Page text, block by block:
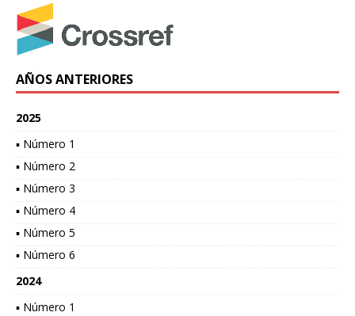
AÑOS ANTERIORES
2025
▪ Número 1
▪ Número 2
▪ Número 3
▪ Número 4
▪ Número 5
▪ Número 6
2024
▪ Número 1